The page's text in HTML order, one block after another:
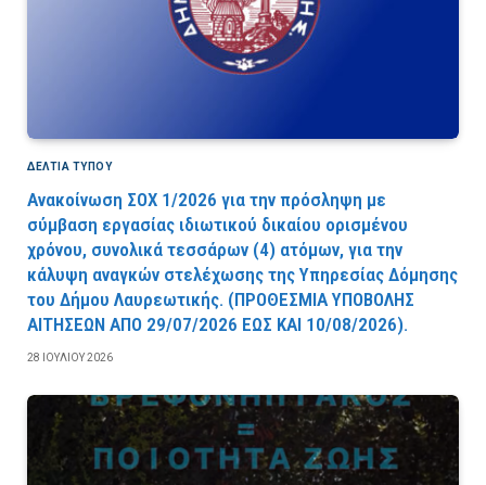
ΔΕΛΤΙΑ ΤΥΠΟΥ
Ανακοίνωση ΣΟΧ 1/2026 για την πρόσληψη με
σύμβαση εργασίας ιδιωτικού δικαίου ορισμένου
χρόνου, συνολικά τεσσάρων (4) ατόμων, για την
κάλυψη αναγκών στελέχωσης της Υπηρεσίας Δόμησης
του Δήμου Λαυρεωτικής. (ΠPOΘEΣMIA YΠOBOΛHΣ
AITHΣEΩN AΠO 29/07/2026 EΩΣ KAI 10/08/2026).
28 ΙΟΥΛΊΟΥ 2026